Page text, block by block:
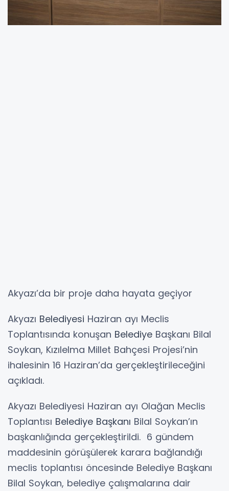
Akyazı’da bir proje daha hayata geçiyor
Akyazı Belediyesi Haziran ayı Meclis
Toplantısında konuşan Belediye Başkanı Bilal
Soykan, Kızılelma Millet Bahçesi Projesi’nin
ihalesinin 16 Haziran’da gerçekleştirileceğini
açıkladı.
Akyazı Belediyesi Haziran ayı Olağan Meclis
Toplantısı Belediye Başkanı Bilal Soykan’ın
başkanlığında gerçekleştirildi. 6 gündem
maddesinin görüşülerek karara bağlandığı
meclis toplantısı öncesinde Belediye Başkanı
Bilal Soykan, belediye çalışmalarına dair